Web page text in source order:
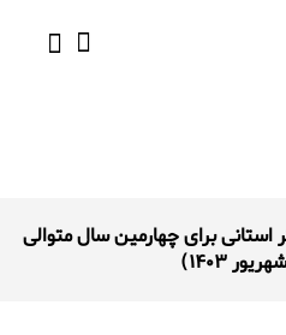
برای چهارمین سال متوالی
١۴٠٣)